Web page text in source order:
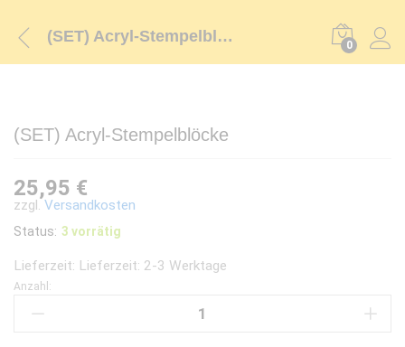
(SET) Acryl-Stempelblöcke 0
(SET) Acryl-Stempelblöcke
25,95 €
zzgl. Versandkosten
Status: 3 vorrätig
Lieferzeit: Lieferzeit: 2-3 Werktage
(SET)
Acryl-
Anzahl: